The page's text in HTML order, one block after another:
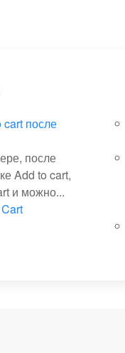
cart после
после
Add to cart,
и можно...